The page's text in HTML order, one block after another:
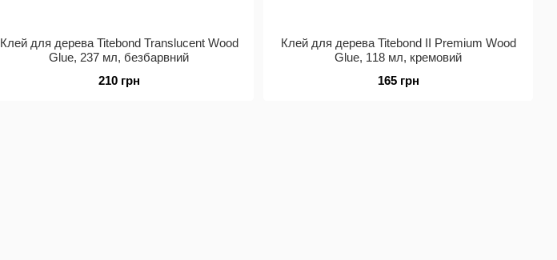
Клей для дерева Titebond Translucent Wood
Glue, 237 мл, безбарвний
210 грн
Клей для дерева Titebond II Premium Wood
Glue, 118 мл, кремовий
165 грн